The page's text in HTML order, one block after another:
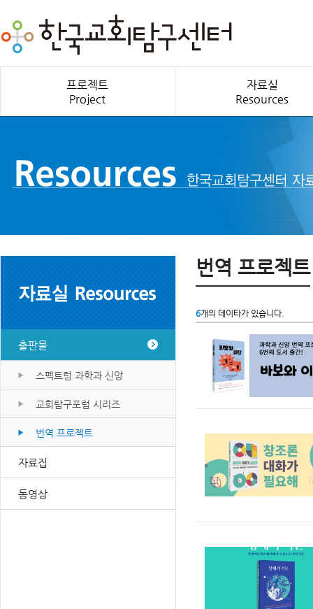
프로젝트
Project
자료실
Resources
출판물
스펙트럼 과학과 신앙
교회탐구포럼 시리즈
번역 프로젝트
자료집
동영상
번역 프로젝트
6개의 데이타가 있습니다.